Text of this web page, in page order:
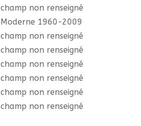
champ non renseigné
Moderne 1960-2009
champ non renseigné
champ non renseigné
champ non renseigné
champ non renseigné
champ non renseigné
champ non renseigné